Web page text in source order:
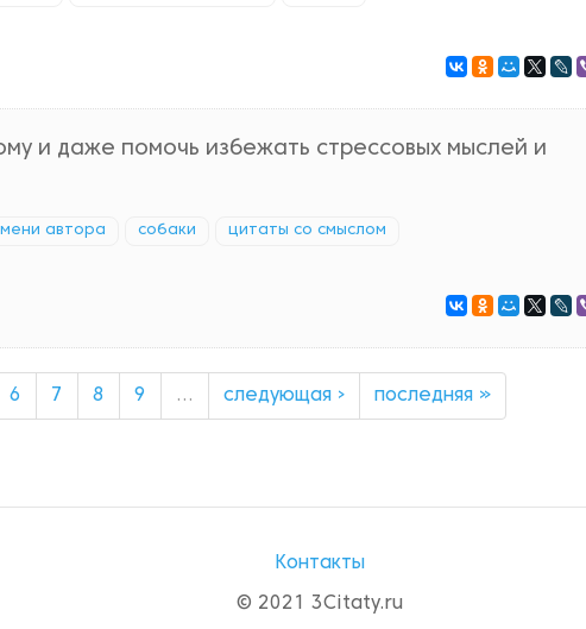
и даже помочь избежать стрессовых мыслей и
автора собаки цитаты со смыслом
6 7 8 9 … следующая › последняя »
Контакты
© 2021 3Citaty.ru